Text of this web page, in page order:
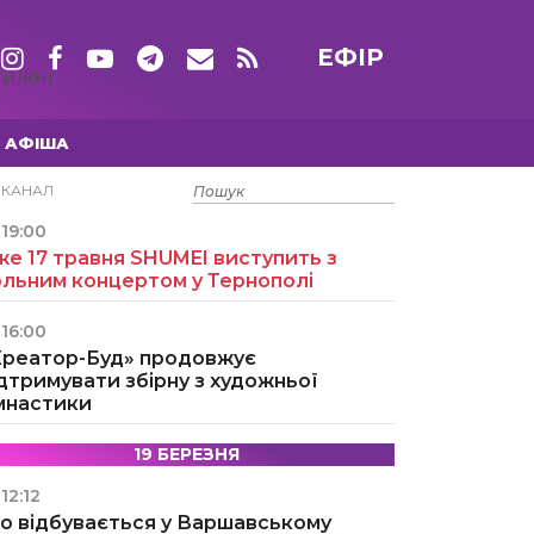
ЕФІР
АФІША
15 ТРАВНЯ
19:00
17 травня SHUMEI виступить з
концертом у Тернополі
16:00
Буд» продовжує
збірну з художньої
19 БЕРЕЗНЯ
12:12
відбувається у Варшавському